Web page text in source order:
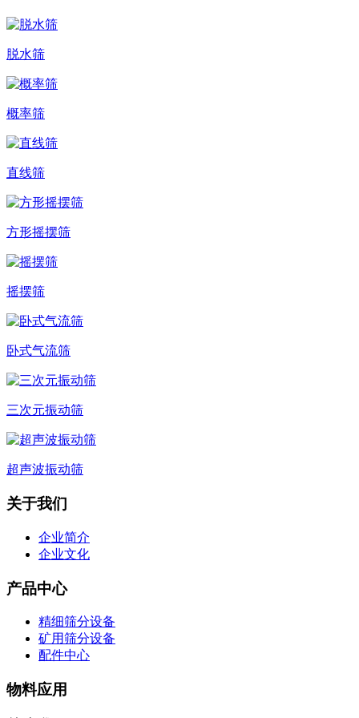
脱水筛
概率筛
直线筛
方形摇摆筛
摇摆筛
卧式气流筛
三次元振动筛
超声波振动筛
关于我们
企业简介
企业文化
产品中心
精细筛分设备
矿用筛分设备
配件中心
物料应用